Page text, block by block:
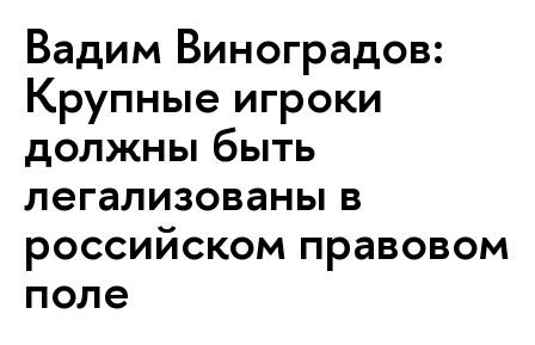
Вадим Виноградов:
Крупные игроки
должны быть
легализованы в
российском правовом
поле